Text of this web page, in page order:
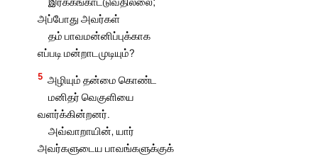
அப்போது அவர்கள்
தம் பாவமன்னிப்புக்காக
எப்படி மன்றாடமுடியும்?
5 அழியும் தன்மை கொண்ட
மனிதர் வெகுளியை
வளர்க்கின்றனர்.
அவ்வாறாயின், யார்
அவர்களுடைய பாவங்களுக்குக்